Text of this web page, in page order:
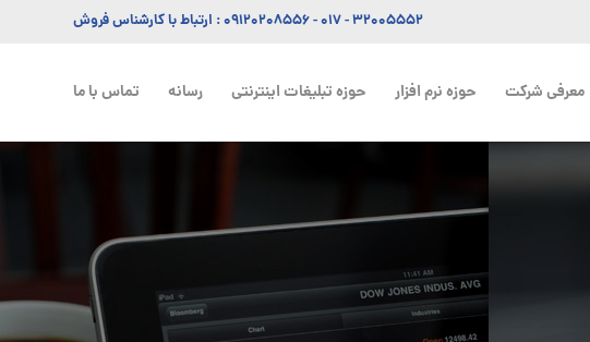
۳۲۰۰۵۵۵۲ - ۰۱۷ -۰۹۱۲۰۲۰۸۵۵۶: ارتباط با کارشناس فروش
معرفی شرکت حوزه نرم افزار حوزه تبلیغات اینترنتی رسانه تماس با ما